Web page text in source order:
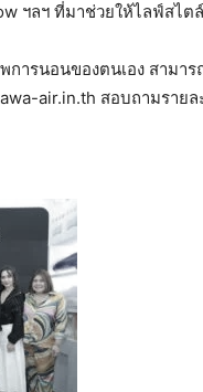
ฯลฯ ที่มาช่วยให้ไลฟ์ส
ารนอนของตนเอง สามาร
air.in.th สอบถามรายล